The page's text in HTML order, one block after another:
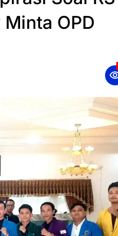
OPD